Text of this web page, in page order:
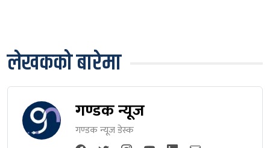
लेखकको बारेमा
गण्डक न्यूज
गण्डक न्यूज डेस्क